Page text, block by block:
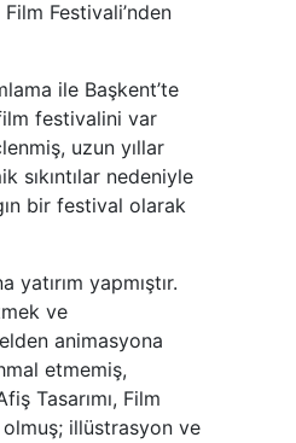
Festivali’nden
ile Başkent’te
festivalini var
uzun yıllar
sıkıntılar nedeniyle
bir festival olarak
yapmıştır.
ve
animasyona
etmemiş,
Tasarımı, Film
olmuş; illüstrasyon ve